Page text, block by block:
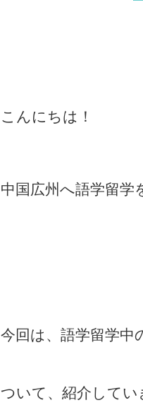
こんにちは！
中国広州へ語学留
今回は、語学留学
ついて、紹介してい